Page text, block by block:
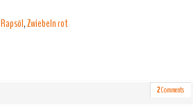
Rapsöl,Zwiebeln rot
2Comments